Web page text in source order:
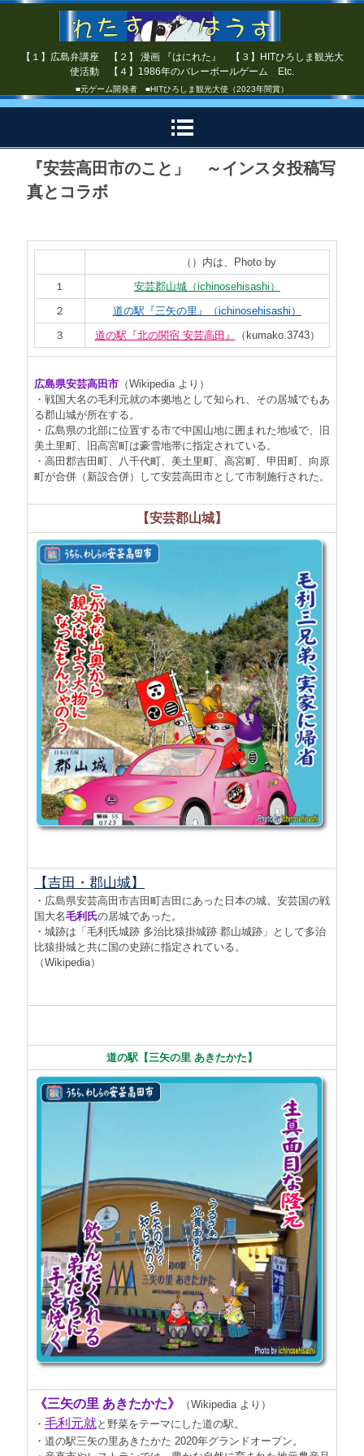
【１】広島弁講座 【２】 漫画 『はにれた』 【３】HITひろしま観光大
使活動 【４】1986年のバレーボールゲーム Etc.
■元ゲーム開発者 ■HITひろしま観光大使（2023年間賞）
『安芸高田市のこと」 ～インスタ投稿写
真とコラボ
（）内は、Photo by
１
安芸郡山城（ichinosehisashi）
２
道の駅『三矢の里』（ichinosehisashi）
３
道の駅『北の関宿 安芸高田』 （kumako.3743）
広島県安芸高田市 （Wikipedia より）
・戦国大名の毛利元就の本拠地として知られ、その居城でもあ
る郡山城が所在する。
・広島県の北部に位置する市で中国山地に囲まれた地域で、旧
美土里町、旧高宮町は豪雪地帯に指定されている。
・高田郡吉田町、八千代町、美土里町、高宮町、甲田町、向原
町が合併（新設合併）して安芸高田市として市制施行された。
【安芸郡山城】
【吉田・郡山城】
・広島県安芸高田市吉田町吉田にあった日本の城。安芸国の戦
国大名毛利氏の居城であった。
・城跡は「毛利氏城跡 多治比猿掛城跡 郡山城跡」として多治
比猿掛城と共に国の史跡に指定されている。
（Wikipedia）
道の駅【三矢の里 あきたかた】
《三矢の里 あきたかた》
（Wikipedia より）
・ 毛利元就と野菜をテーマにした道の駅。
・道の駅三矢の里あきたかた 2020年グランドオープン。